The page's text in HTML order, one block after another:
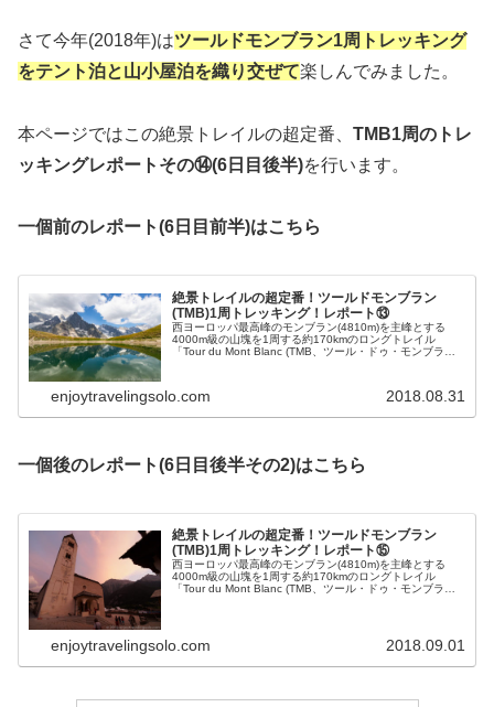
さて今年(2018年)はツールドモンブラン1周トレッキング
をテント泊と山小屋泊を織り交ぜて楽しんでみました。
本ページではこの絶景トレイルの超定番、 TMB1周のトレ
ッキングレポートその⑭(6日目後半)を行います。
一個前のレポート(6日目前半)はこちら
絶景トレイルの超定番！ツールドモンブラン
(TMB)1周トレッキング！レポート⑬
西ヨーロッパ最高峰のモンブラン(4810m)を主峰とする
4000m級の山塊を1周する約170kmのロングトレイル
「Tour du Mont Blanc (TMB、ツール・ドゥ・モンブラ
enjoytravelingsolo.com 2018.08.31
一個後のレポート(6日目後半その2)はこちら
絶景トレイルの超定番！ツールドモンブラン
(TMB)1周トレッキング！レポート⑮
西ヨーロッパ最高峰のモンブラン(4810m)を主峰とする
4000m級の山塊を1周する約170kmのロングトレイル
「Tour du Mont Blanc (TMB、ツール・ドゥ・モンブラ
enjoytravelingsolo.com 2018.09.01